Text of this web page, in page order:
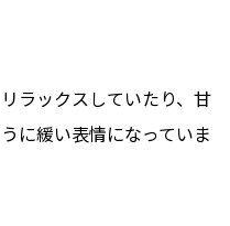
リラックスしていたり、甘
に緩い表情になっていま